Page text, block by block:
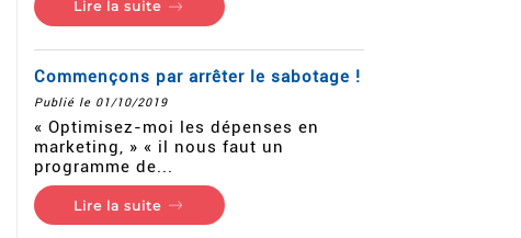
Lire la suite
Commençons par arrêter le sabotage !
Publié le 01/10/2019
« Optimisez-moi les dépenses en
marketing, » « il nous faut un
programme de...
Lire la suite